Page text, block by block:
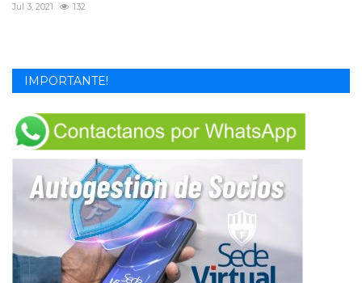
Jul 3, 2021 132
IMPORTANTE!